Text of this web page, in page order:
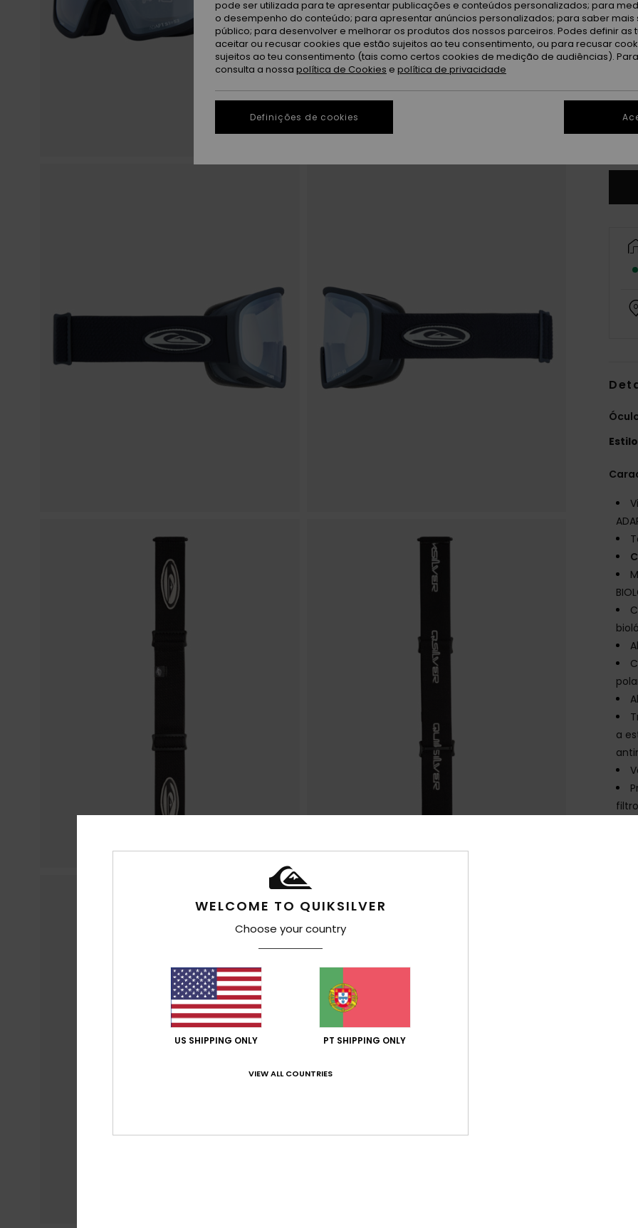
Cor
Estilo
a
WELCOME TO QUIKSILVER
Choose your country
US SHIPPING ONLY PT SHIPPING ONLY
VIEW ALL COUNTRIES
pode ser utilizada para te apresentar publicações e conteúdos personalizados; para
o desempenho do conteúdo; para apresentar anúncios personalizados; para saber mais
público; para desenvolver e melhorar os produtos dos nossos parceiros. Podes definir as
aceitar ou recusar cookies que estão sujeitos ao teu consentimento, ou para recusar
sujeitos ao teu consentimento (tais como certos cookies de medição de audiências).
consulta a nossa política de Cookies e política de privacidade
Definições de cookies